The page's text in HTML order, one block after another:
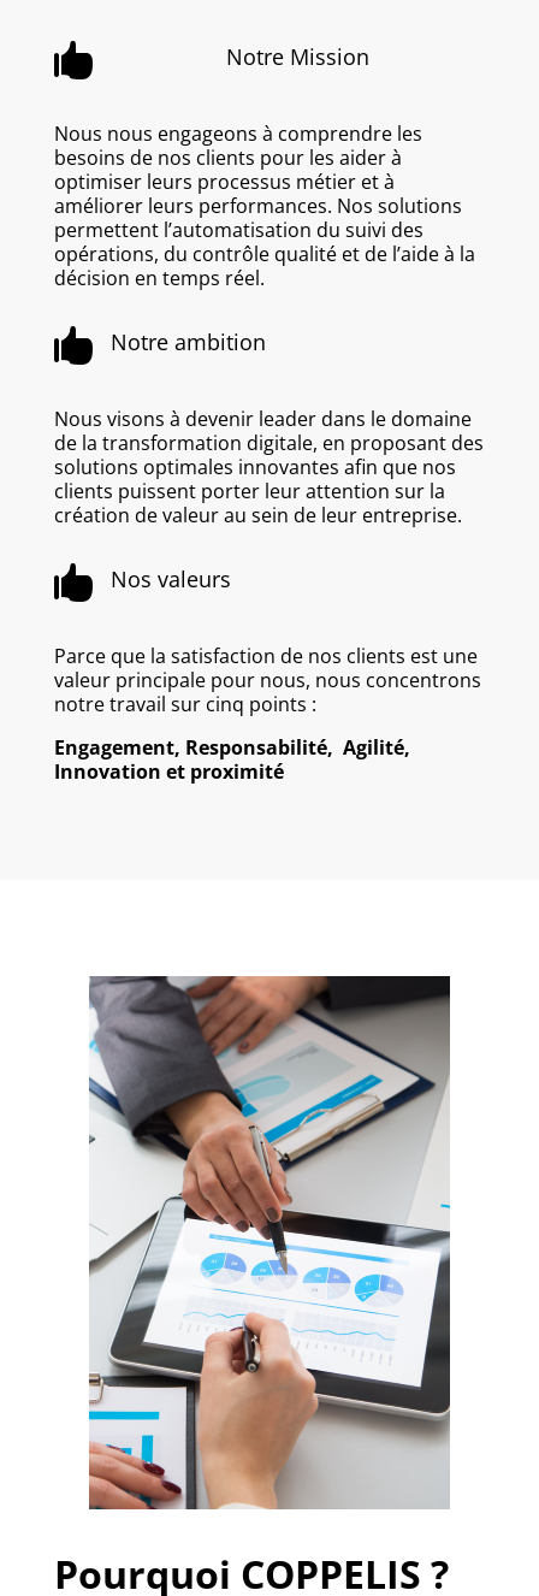
 Notre Mission
Nous nous engageons à comprendre les
besoins de nos clients pour les aider à
optimiser leurs processus métier et à
améliorer leurs performances. Nos solutions
permettent l’automatisation du suivi des
opérations, du contrôle qualité et de l’aide à la
décision en temps réel.
 Notre ambition
Nous visons à devenir leader dans le domaine
de la transformation digitale, en proposant des
solutions optimales innovantes afin que nos
clients puissent porter leur attention sur la
création de valeur au sein de leur entreprise.
 Nos valeurs
Parce que la satisfaction de nos clients est une
valeur principale pour nous, nous concentrons
notre travail sur cinq points :
Engagement, Responsabilité, Agilité,
Innovation et proximité
Pourquoi COPPELIS ?